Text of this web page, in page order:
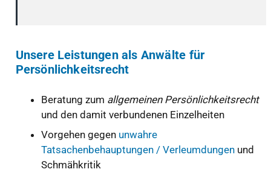
Unsere Leistungen als Anwälte für
Persönlichkeitsrecht
Beratung zum allgemeinen Persönlichkeitsrecht
und den damit verbundenen Einzelheiten
Vorgehen gegen unwahre
Tatsachenbehauptungen / Verleumdungen und
Schmähkritik